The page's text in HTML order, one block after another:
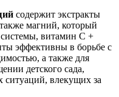
содержит экстракты
магний, который
витамин С +
эффективны в борьбе с
а также для
детского сада,
влекущих за